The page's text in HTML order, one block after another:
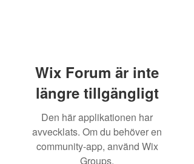
Wix Forum är inte
längre tillgängligt
Den här applikationen har
avvecklats. Om du behöver en
community-app, använd Wix
Groups.